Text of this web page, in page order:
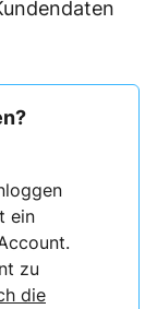
ein
zu
die